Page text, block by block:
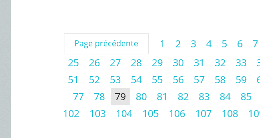
Page précédente 1 2 3 4 5 6 7
25
26 27 28 29 30 31 32 33
51
52 53 54 55 56 57 58 59
77
78 79 80 81 82 83 84 85
102
103 104 105 106 107 108